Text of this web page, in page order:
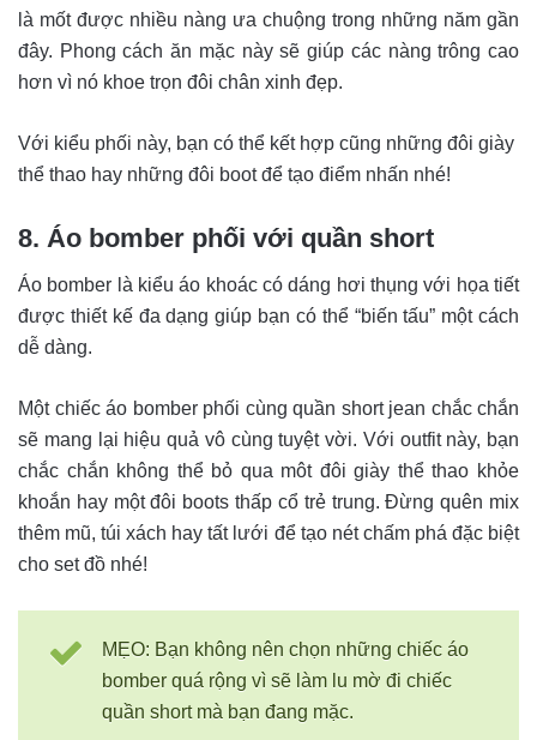
là mốt được nhiều nàng ưa chuộng trong những năm gần
đây. Phong cách ăn mặc này sẽ giúp các nàng trông cao
hơn vì nó khoe trọn đôi chân xinh đẹp.
Với kiểu phối này, bạn có thể kết hợp cũng những đôi giày
thể thao hay những đôi boot để tạo điểm nhấn nhé!
8. Áo bomber phối với quần short
Áo bomber là kiểu áo khoác có dáng hơi thụng với họa tiết
được thiết kế đa dạng giúp bạn có thể “biến tấu” một cách
dễ dàng.
Một chiếc áo bomber phối cùng quần short jean chắc chắn
sẽ mang lại hiệu quả vô cùng tuyệt vời. Với outfit này, bạn
chắc chắn không thể bỏ qua môt đôi giày thể thao khỏe
khoắn hay một đôi boots thấp cổ trẻ trung. Đừng quên mix
thêm mũ, túi xách hay tất lưới để tạo nét chấm phá đặc biệt
cho set đồ nhé!
MẸO: Bạn không nên chọn những chiếc áo
bomber quá rộng vì sẽ làm lu mờ đi chiếc
quần short mà bạn đang mặc.